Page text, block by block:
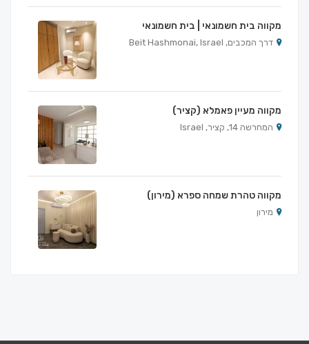
מקווה בית חשמונאי | בית חשמונאי
דרך המכבים, Beit Hashmonai, Israel
מקווה מעיין פאמלא (קציר)
המחרשה 14, קציר, Israel
מקווה טהרת שמחה ספרא (מירון)
מירון